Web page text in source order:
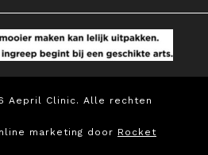
Aepril Clinic. Alle rechten
marketing door Rocket